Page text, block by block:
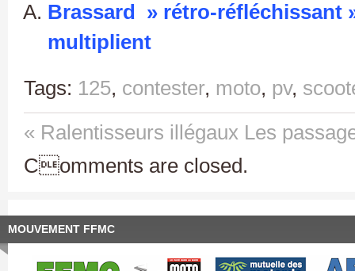
Brassard » rétro-réfléchissant
multiplient
Tags: 125, contester, moto, pv,
« Ralentisseurs illégaux Les
Comments are closed.
MOUVEMENT FFMC